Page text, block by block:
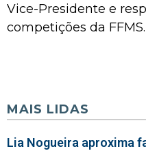
Vice-Presidente e
competições da FFMS.
MAIS LIDAS
Lia Nogueira aproxima